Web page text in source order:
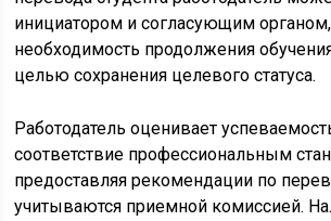
инициатором и согласующим
необходимость продолжения
целью сохранения целевого статуса.
Работодатель оценивает
соответствие профессиональным
предоставляя рекомендации по
учитываются приемной комиссией.